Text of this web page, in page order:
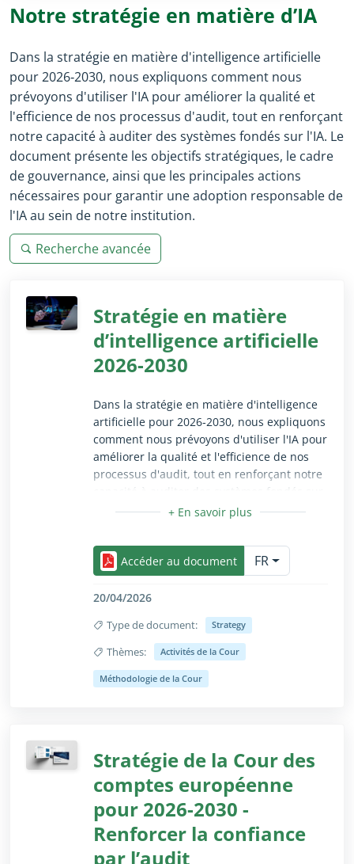
Notre stratégie en matière d’IA
Dans la stratégie en matière d'intelligence artificielle
pour 2026‑2030, nous expliquons comment nous
prévoyons d'utiliser l'IA pour améliorer la qualité et
l'efficience de nos processus d'audit, tout en renforçant
notre capacité à auditer des systèmes fondés sur l'IA. Le
document présente les objectifs stratégiques, le cadre
de gouvernance, ainsi que les principales actions
nécessaires pour garantir une adoption responsable de
l'IA au sein de notre institution.
Recherche avancée
Stratégie en matière
d’intelligence artificielle
2026-2030
​Dans la stratégie en matière d'intelligence
artificielle pour 2026‑2030, nous expliquons
comment nous prévoyons d'utiliser l'IA pour
améliorer la qualité et l'efficience de nos
processus d'audit, tout en renforçant notre
capacité à auditer des systèmes fondés sur
l'IA. Le document présente les objectifs
ainsi que les principales actions
nécessaires pour garantir une adoption
responsable de l'IA au sein de notre
institution.​
Accéder au document
FR
20/04/2026
Type de document: Strategy
Thèmes:
Réduire/Agrandir uniquement pour les
Activités de la Cour
Méthodologie de la Cour
Stratégie de la Cour des
comptes européenne
pour 2026-2030 -
Renforcer la confiance
par l’audit